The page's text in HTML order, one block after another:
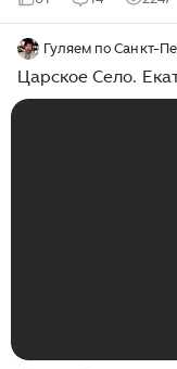
Гуляем по Санкт-
Царское Село.